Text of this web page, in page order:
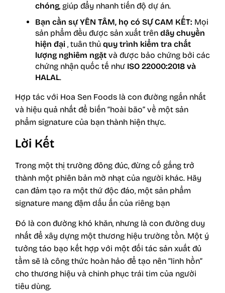
chóng, giúp đẩy nhanh tiến độ dự án.
Bạn cần sự YÊN TÂM, họ có SỰ CAM KẾT: Mọi
sản phẩm đều được sản xuất trên dây chuyền
hiện đại , tuân thủ quy trình kiểm tra chất
lượng nghiêm ngặt và được bảo chứng bởi các
chứng nhận quốc tế như ISO 22000:2018 và
HALAL.
Hợp tác với Hoa Sen Foods là con đường ngắn nhất
và hiệu quả nhất để biến “hoài bão” về một sản
phẩm signature của bạn thành hiện thực.
Lời Kết
Trong một thị trường đông đúc, đừng cố gắng trở
thành một phiên bản mờ nhạt của người khác. Hãy
can đảm tạo ra một thứ độc đáo, một sản phẩm
signature mang đậm dấu ấn của riêng bạn
Đó là con đường khó khăn, nhưng là con đường duy
nhất để xây dựng một thương hiệu trường tồn. Một ý
tưởng táo bạo kết hợp với một đối tác sản xuất đủ
tầm sẽ là công thức hoàn hảo để tạo nên “linh hồn”
cho thương hiệu và chinh phục trái tim của người
tiêu dùng.